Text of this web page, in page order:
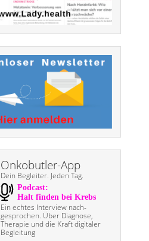
Onkobutler-App
Dein Begleiter. Jeden Tag.
Ein echtes Interview nach­
gesprochen. Über Diagnose,
Therapie und die Kraft digitaler
Begleitung